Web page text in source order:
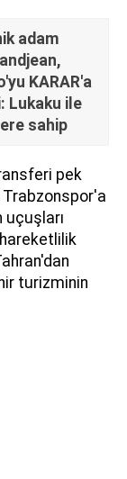
adam
KARAR'a
Lukaku ile
sahip
pek
Trabzonspor'a
uçuşları
turizminin